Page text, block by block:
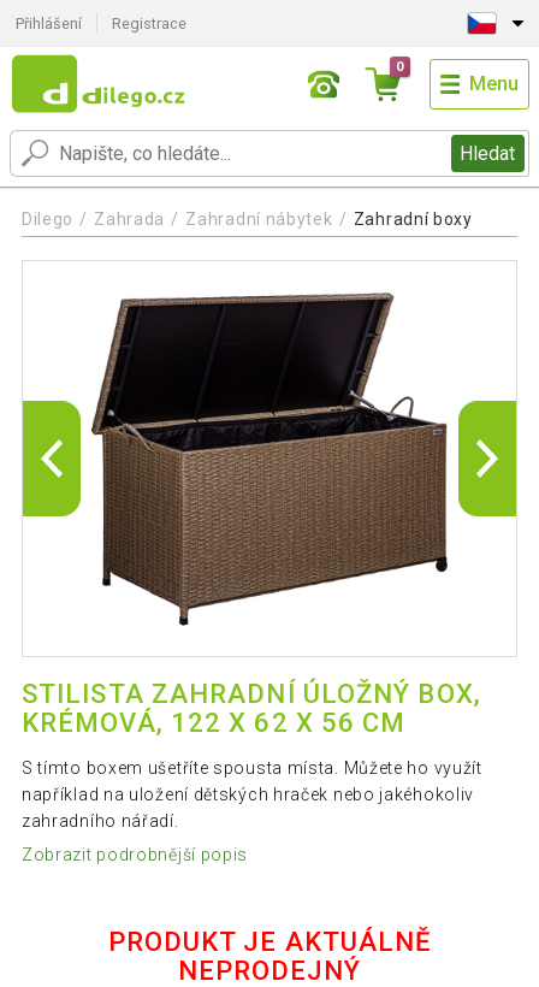
Přihlášení Registrace
Hledat
0
Menu
Dilego Zahrada Zahradní nábytek Zahradní boxy
STILISTA ZAHRADNÍ ÚLOŽNÝ BOX,
KRÉMOVÁ, 122 X 62 X 56 CM
S tímto boxem ušetříte spousta místa. Můžete ho využít
například na uložení dětských hraček nebo jakéhokoliv
zahradního nářadí.
Zobrazit podrobnější popis
PRODUKT JE AKTUÁLNĚ
NEPRODEJNÝ